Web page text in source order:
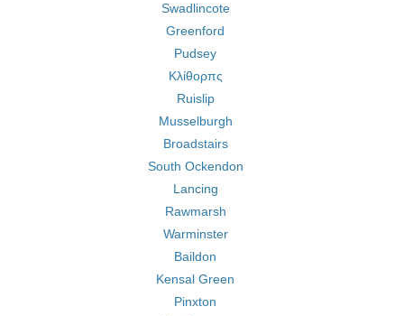
Swadlincote
Greenford
Pudsey
Κλίθορπς
Ruislip
Musselburgh
Broadstairs
South Ockendon
Lancing
Rawmarsh
Warminster
Baildon
Kensal Green
Pinxton